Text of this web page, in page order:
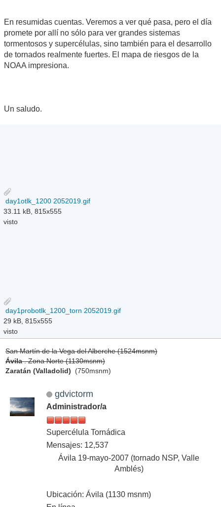
En resumidas cuentas. Veremos a ver qué pasa, pero el día
promete por allí no sólo para ver grandes sistemas
tormentosos y supercélulas, sino también para el desarrollo
de tornados realmente fuertes. El mapa de riesgos de la
NOAA impresiona.
Un saludo.
day1otlk_1200 2052019.gif
33.11 kB, 815x555
visto
day1probotlk_1200_torn 2052019.gif
29 kB, 815x555
visto
San Martín de la Vega del Alberche (1524msnm)
Ávila. Zona Norte (1130msnm)
Zaratán (Valladolid) (750msnm)
gdvictorm
Administrador/a
Supercélula Tornádica
Mensajes: 12,537
Ávila 19-mayo-2007 (tornado NSP, Valle
Amblés)
Ubicación: Ávila (1130 msnm)